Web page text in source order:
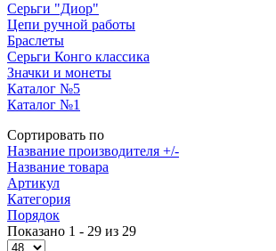
Серьги "Диор"
Цепи ручной работы
Браслеты
Серьги Конго классика
Значки и монеты
Каталог №5
Каталог №1
Сортировать по
Название производителя +/-
Название товара
Артикул
Категория
Порядок
Показано 1 - 29 из 29